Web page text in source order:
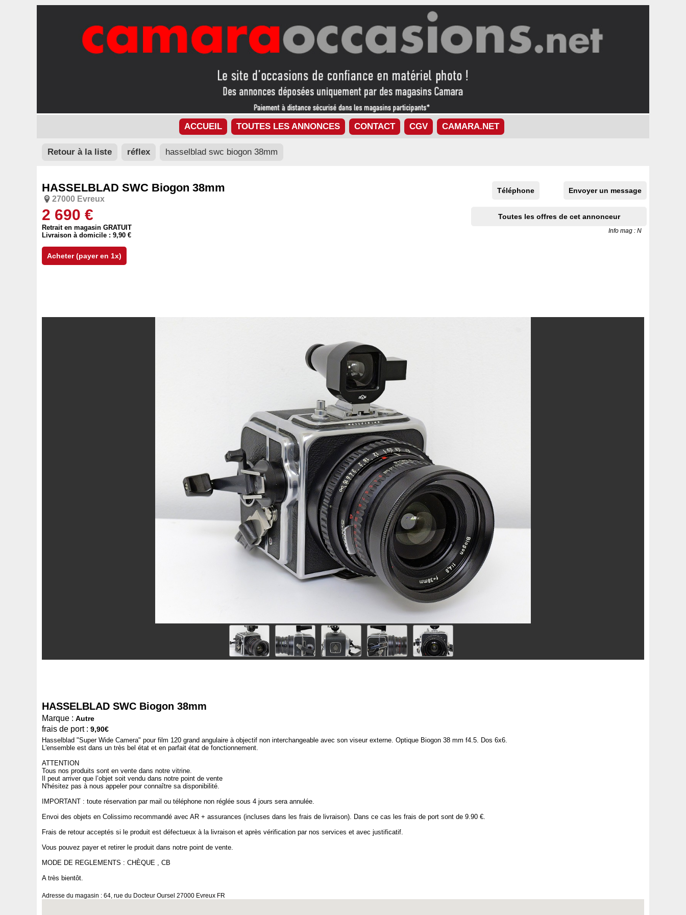
ACCUEIL TOUTES LES ANNONCES CONTACT CGV CAMARA.NET
Retour à la liste réflex hasselblad swc biogon 38mm
HASSELBLAD SWC Biogon 38mm
27000 Evreux
2 690 €
Retrait en magasin GRATUIT
Livraison à domicile : 9,90 €
Acheter (payer en 1x)
Téléphone Envoyer un message
Toutes les offres de cet annonceur
Info mag : N
HASSELBLAD SWC Biogon 38mm
Marque : Autre
frais de port : 9,90€
Hasselblad "Super Wide Camera" pour film 120 grand angulaire à objectif non interchangeable avec son viseur externe. Optique Biogon 38 mm f4.5. Dos 6x6.
L'ensemble est dans un très bel état et en parfait état de fonctionnement.
ATTENTION
Tous nos produits sont en vente dans notre vitrine.
Il peut arriver que l’objet soit vendu dans notre point de vente
N'hésitez pas à nous appeler pour connaître sa disponibilité.
IMPORTANT : toute réservation par mail ou téléphone non réglée sous 4 jours sera annulée.
Envoi des objets en Colissimo recommandé avec AR + assurances (incluses dans les frais de livraison). Dans ce cas les frais de port sont de 9.90 €.
Frais de retour acceptés si le produit est défectueux à la livraison et après vérification par nos services et avec justificatif.
Vous pouvez payer et retirer le produit dans notre point de vente.
MODE DE REGLEMENTS : CHÈQUE , CB
A très bientôt.
Adresse du magasin : 64, rue du Docteur Oursel 27000 Evreux FR